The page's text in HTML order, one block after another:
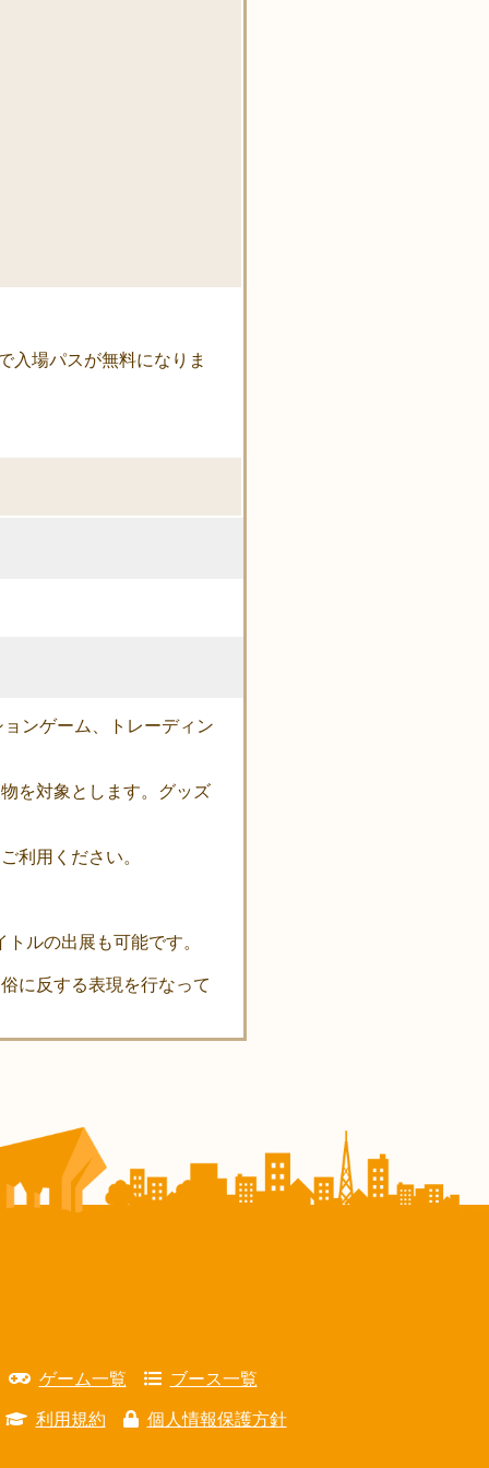
入場パスが無料になりま
ンゲーム、トレーディン
を対象とします。グッズ
利用ください。
ルの出展も可能です。
に反する表現を行なって
ゲーム一覧 ブース一覧
利用規約 個人情報保護方針